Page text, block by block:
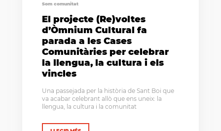
Som comunitat
El projecte (Re)voltes
d’Òmnium Cultural fa
parada a les Cases
Comunitàries per celebrar
la llengua, la cultura i els
vincles
Una passejada per la història de Sant Boi que
va acabar celebrant allò que ens uneix: la
llengua, la cultura i la comunitat